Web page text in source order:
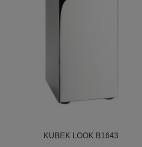
Szybki podgląd
KUBEK LOOK B1643